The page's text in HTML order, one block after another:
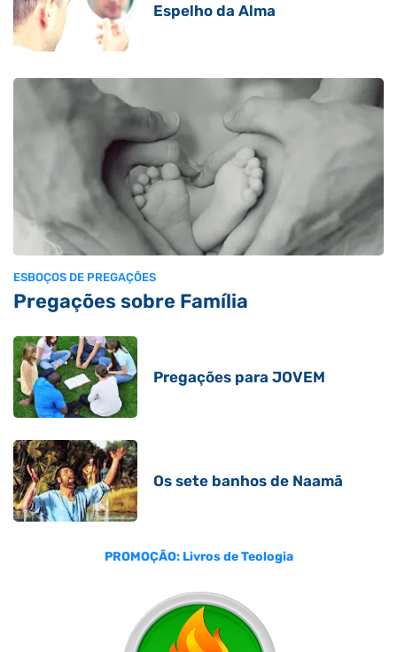
Espelho da Alma
ESBOÇOS DE PREGAÇÕES
Pregações sobre Família
Pregações para JOVEM
Os sete banhos de Naamã
PROMOÇÃO: Livros de Teologia